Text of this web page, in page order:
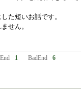
た短いお話です。
せん。
1 BadEnd 6